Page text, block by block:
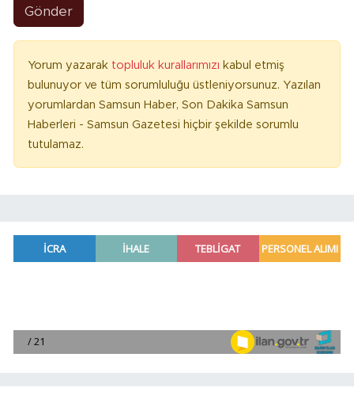
Gönder
Yorum yazarak topluluk kurallarımızı kabul etmiş
bulunuyor ve tüm sorumluluğu üstleniyorsunuz. Yazılan
yorumlardan Samsun Haber, Son Dakika Samsun
Haberleri - Samsun Gazetesi hiçbir şekilde sorumlu
tutulamaz.